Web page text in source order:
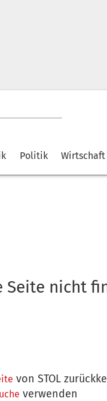
Politik Wirtschaft
Seite nicht
von STOL
verwenden